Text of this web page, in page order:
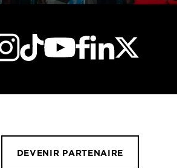
DEVENIR PARTENAIRE